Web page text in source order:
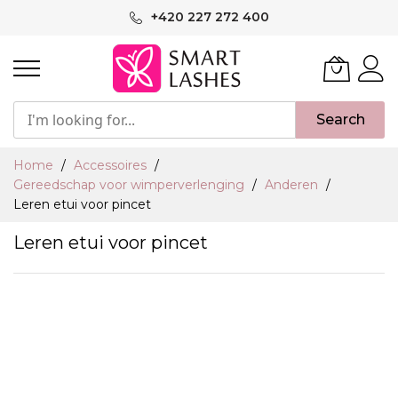
inhoud
+420 227 272 400
Search
Home
Accessoires
Gereedschap voor wimperverlenging
Anderen
Leren etui voor pincet
Leren etui voor pincet